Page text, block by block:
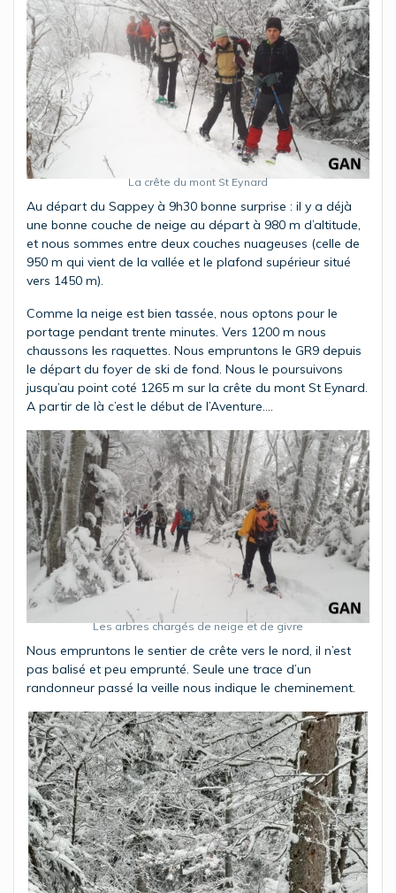
La crête du mont St Eynard
Au départ du Sappey à 9h30 bonne surprise : il y a déjà
une bonne couche de neige au départ à 980 m d’altitude,
et nous sommes entre deux couches nuageuses (celle de
950 m qui vient de la vallée et le plafond supérieur situé
vers 1450 m).
Comme la neige est bien tassée, nous optons pour le
portage pendant trente minutes. Vers 1200 m nous
chaussons les raquettes. Nous empruntons le GR9 depuis
le départ du foyer de ski de fond. Nous le poursuivons
jusqu’au point coté 1265 m sur la crête du mont St Eynard.
A partir de là c’est le début de l’Aventure….
Les arbres chargés de neige et de givre
Nous empruntons le sentier de crête vers le nord, il n’est
pas balisé et peu emprunté. Seule une trace d’un
randonneur passé la veille nous indique le cheminement.